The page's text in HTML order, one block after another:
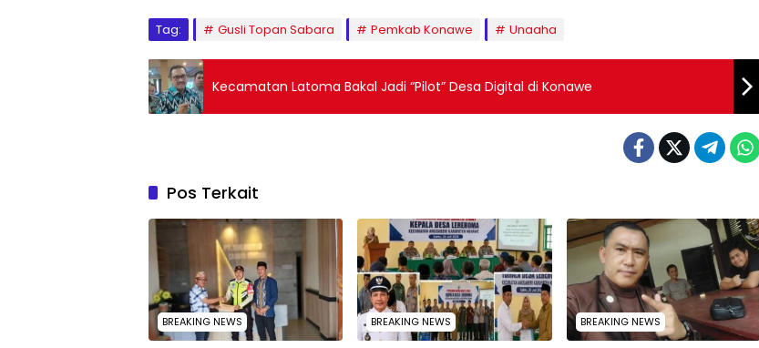
Tag: Gusli Topan Sabara Pemkab Konawe Unaaha
Kecamatan Latoma Bakal Jadi “Pilot” Desa Digital di Konawe
Pos Terkait
BREAKING NEWS BREAKING NEWS BREAKING NEWS